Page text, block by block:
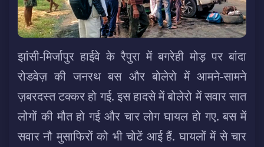
झांसी-मिर्जापुर हाईवे के रैपुरा में बगरेही मोड़ पर बांदा
रोडवेज़ की जनरथ बस और बोलेरो में आमने-सामने
ज़बरदस्त टक्कर हो गई. इस हादसे में बोलेरो में सवार सात
लोगों की मौत हो गई और चार लोग घायल हो गए. बस में
सवार नौ मुसाफिरों को भी चोटें आई हैं. घायलों में से चार